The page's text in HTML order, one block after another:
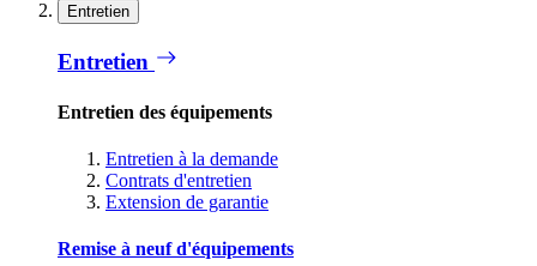
Entretien
Entretien
Entretien des équipements
Entretien à la demande
Contrats d'entretien
Extension de garantie
Remise à neuf d'équipements